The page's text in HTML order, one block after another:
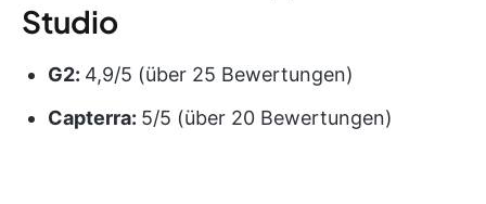
Studio
G2: 4,9/5 (über 25 Bewertungen)
Capterra: 5/5 (über 20 Bewertungen)